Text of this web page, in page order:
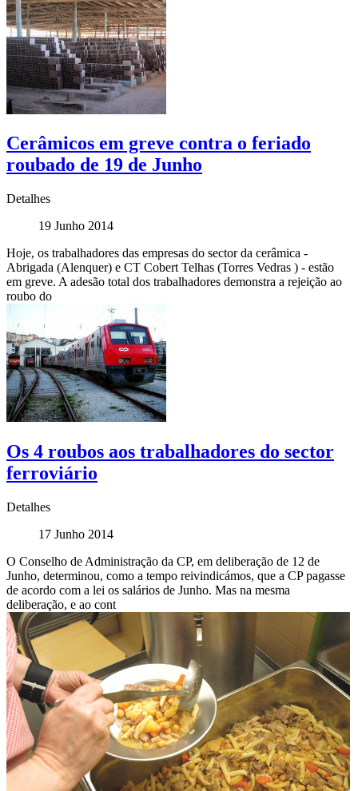
Cerâmicos em greve contra o feriado
roubado de 19 de Junho
Detalhes
19 Junho 2014
Hoje, os trabalhadores das empresas do sector da cerâmica -
Abrigada (Alenquer) e CT Cobert Telhas (Torres Vedras ) - estão
em greve. A adesão total dos trabalhadores demonstra a rejeição ao
roubo do
Os 4 roubos aos trabalhadores do sector
ferroviário
Detalhes
17 Junho 2014
O Conselho de Administração da CP, em deliberação de 12 de
Junho, determinou, como a tempo reivindicámos, que a CP pagasse
de acordo com a lei os salários de Junho. Mas na mesma
deliberação, e ao cont